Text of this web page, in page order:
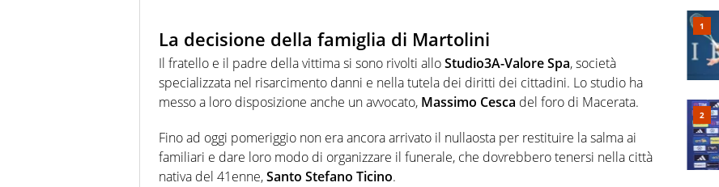
La decisione della famiglia di Martolini
Il fratello e il padre della vittima si sono rivolti alloStudio3A-Valore Spa, società
specializzata nel risarcimento danni e nella tutela dei diritti dei cittadini. Lo studio ha
messo a loro disposizione anche un avvocato, Massimo Cesca del foro di Macerata.
Fino ad oggi pomeriggio non era ancora arrivato il nullaosta per restituire la salma ai
familiari e dare loro modo di organizzare il funerale, che dovrebbero tenersi nella città
nativa del 41enne,Santo Stefano Ticino.